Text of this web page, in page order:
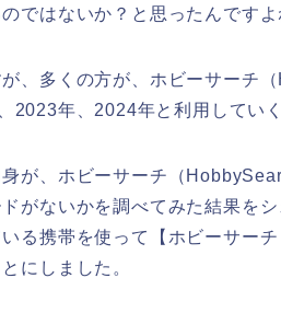
ではないか？と思ったんですよ
、多くの方が、ホビーサーチ
2023年、2024年と利用してい
が、ホビーサーチ（
がないかを調べてみた結果を
る携帯を使って【ホビーサー
にしました。